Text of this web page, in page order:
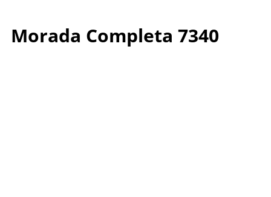
Morada Completa 7340